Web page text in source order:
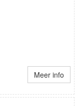
Meer info